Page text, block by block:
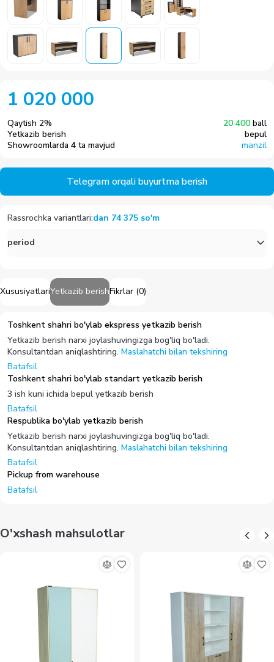
XususiyatlariYetkazib berishFikrlar (0)
Toshkent shahri bo'ylab ekspress yetkazib berish
Yetkazib berish narxi joylashuvingizga bog'liq bo'ladi.
Konsultantdan aniqlashtiring. Maslahatchi bilan tekshiring
Batafsil
Toshkent shahri bo'ylab standart yetkazib berish
3 ish kuni ichida bepul yetkazib berish
Batafsil
Respublika bo'ylab yetkazib berish
Yetkazib berish narxi joylashuvingizga bog'liq bo'ladi.
Konsultantdan aniqlashtiring. Maslahatchi bilan tekshiring
Batafsil
Pickup from warehouse
Batafsil
1 020 000
Qaytish 2% 20 400 ball
Yetkazib berish
bepul
Showroomlarda 4 ta mavjud
manzil
Telegram orqali buyurtma berish
Rassrochka variantlari:dan 74 375 so'm
period
O'xshash mahsulotlar